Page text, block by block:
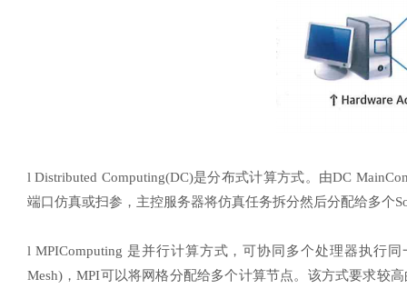
lDistributed Computing(DC)是分布式计算方式。由DC
端口仿真或扫参，主控服务器将仿真任务拆分然后分配给多个
l MPIComputing 是并行计算方式，可协同多个处理器执行
Mesh)，MPI可以将网格分配给多个计算节点。该方式要求较